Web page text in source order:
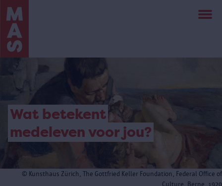
Overslaan
en
naar
inhoud
gaan
© Kunsthaus Zürich, The Gottfried Keller Foundation, Federal Office of
Culture, Berne, 1920
Wat betekent
medeleven voor jou?